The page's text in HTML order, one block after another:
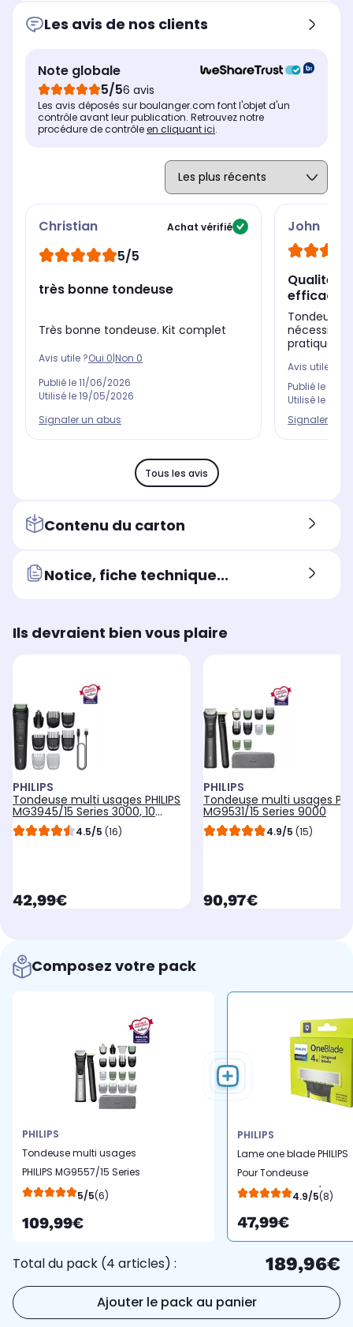
Etanche
Pour quelle zone du corps ?
Multi-usages
Pour quelle zone du corps ?
Les avis de nos clients
Note globale
5/56 avis
Les avis déposés sur boulanger.com font l'objet d'un
contrôle avant leur publication. Retrouvez notre
procédure de contrôleen cliquant ici.
Christian Achat vérifié
5/5
très bonne tondeuse
Très bonne tondeuse. Kit complet
Avis utile ?Oui 0|Non 0
Publié le11/06/2026
Utilisé le19/05/2026
Signaler un abus
John
Qualité
efficace
Tondeuse
nécessité
Avis utile ?
Publié le
Utilisé le
Signaler un
Tous les avis
Contenu du carton
Notice, fiche technique...
Ils devraient bien vous plaire
PHILIPS
Tondeuse multi usages PHILIPS
MG3945/15 Series 3000, 10
hauteurs de coupe, précision 1
mm, autonomie 90 mn
4.5/5 (16)
currentPrice
42,99€
PHILIPS
Tondeuse multi usages
MG9531/15 Series 9000
4.9/5 (15)
currentPrice
90,97€
Composez votre pack
PHILIPS
Tondeuse multi usages
PHILIPS MG9557/15 Series
9000, 27 hauteurs de
mm, autonomie 120 mn
5/5(6)
109,99€
PHILIPS
Lame one blade PHILIPS
Pour Tondeuse
OneBlade QP240/50
4.9/5(8)
47,99€
Total du pack (4 articles) : 189,96€
Ajouter le pack au panier